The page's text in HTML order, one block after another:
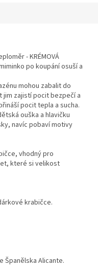
- KRÉMOVÁ
po koupání osuší a
mohou zabalit do
zajistí pocit bezpečí a
pocit tepla a sucha.
ouška a hlavičku
navíc pobaví motivy
vhodný pro
které si velikost
krabičce.
Španělska Alicante.